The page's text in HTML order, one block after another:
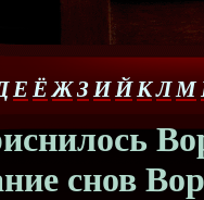
Е Ё ЖЗ ИЙКЛМ
снов